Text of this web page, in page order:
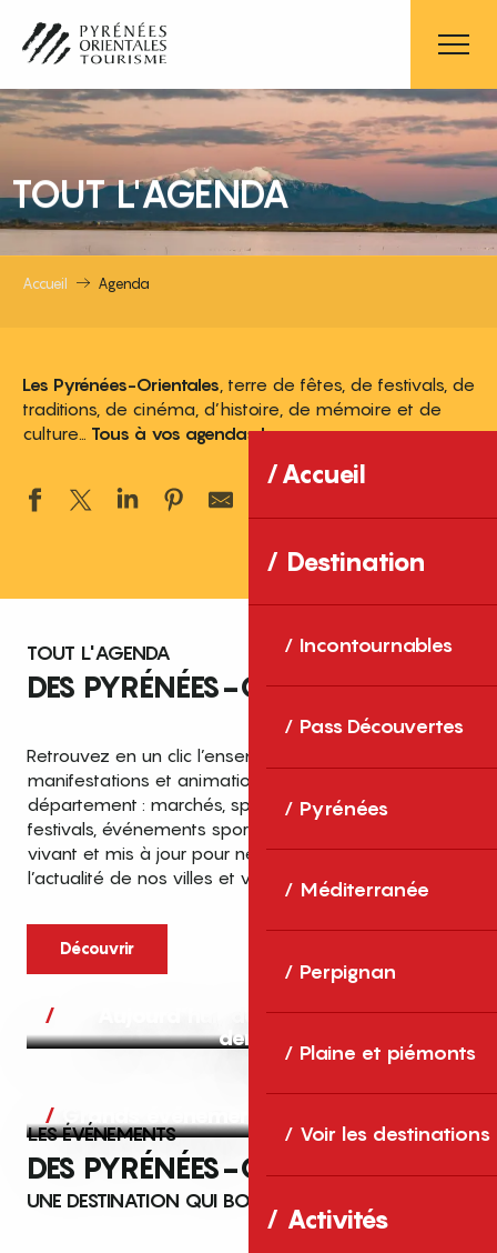
contenu
principal
Accueil
Destination
Incontournables
Pass Découvertes
Pyrénées
Méditerranée
Perpignan
Plaine et piémonts
Voir les destinations
Activités
TOUT L'AGENDA
Accueil Agenda
Les Pyrénées-Orientales , terre de fêtes, de festivals, de
traditions, de cinéma, d’histoire, de mémoire et de
culture… Tous à vos agendas !
TOUT L'AGENDA
DES PYRÉNÉES-ORIENTALES
Retrouvez en un clic l’ensemble des fêtes,
manifestations et animations recensées dans le
département : marchés, spectacles, expositions,
festivals, événements sportifs et culturels… un agenda
vivant et mis à jour pour ne rien manquer de
l’actualité de nos villes et villages.
Découvrir
Aujourd’hui, demain et après-
demain
Grands événements
LES ÉVÉNEMENTS
DES PYRÉNÉES-ORIENTALES
UNE DESTINATION QUI BOUGE TOUTE L’ANNÉE